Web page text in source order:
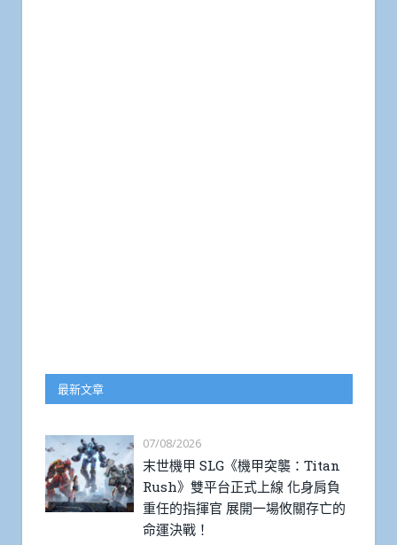
最新文章
07/08/2026
末世機甲 SLG《機甲突襲：Titan
Rush》雙平台正式上線 化身肩負
重任的指揮官 展開一場攸關存亡的
命運決戰！